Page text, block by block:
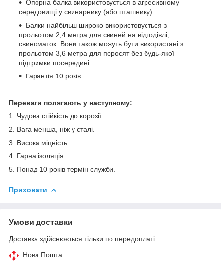
Опорна балка використовується в агресивному
середовищі у свинарнику (або пташнику).
Балки найбільш широко використовується з
прольотом 2,4 метра для свиней на відгодівлі,
свиноматок. Вони також можуть бути використані з
прольотом 3,6 метра для поросят без будь-якої
підтримки посередині.
Гарантія 10 років.
Переваги полягають у наступному:
1. Чудова стійкість до корозії.
2. Вага менша, ніж у сталі.
3. Висока міцність.
4. Гарна ізоляція.
5. Понад 10 років термін служби.
Приховати
Умови доставки
Доставка здійснюється тільки по передоплаті.
Нова Пошта